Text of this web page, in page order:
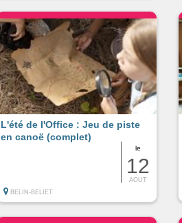
le
12
AOUT
L'été de l'Office : Jeu de piste
en canoë (complet)
BELIN-BELIET